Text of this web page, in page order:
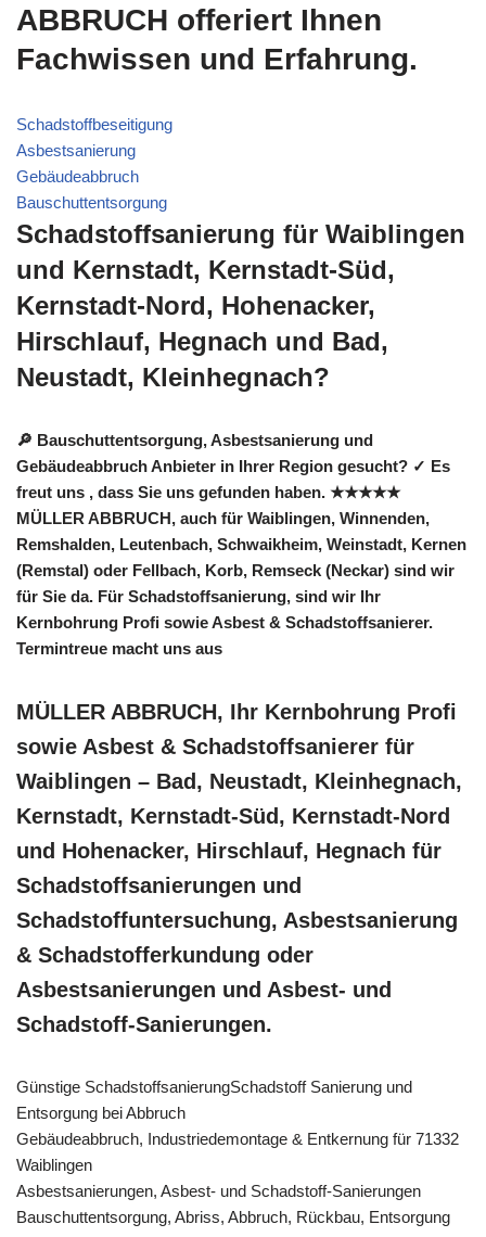
ABBRUCH offeriert Ihnen
Fachwissen und Erfahrung.
Schadstoffbeseitigung
Asbestsanierung
Gebäudeabbruch
Bauschuttentsorgung
Schadstoffsanierung für Waiblingen
und Kernstadt, Kernstadt-Süd,
Kernstadt-Nord, Hohenacker,
Hirschlauf, Hegnach und Bad,
Neustadt, Kleinhegnach?
🔎 Bauschuttentsorgung, Asbestsanierung und
Gebäudeabbruch Anbieter in Ihrer Region gesucht? ✓ Es
freut uns , dass Sie uns gefunden haben. ★★★★★
MÜLLER ABBRUCH, auch für Waiblingen, Winnenden,
Remshalden, Leutenbach, Schwaikheim, Weinstadt, Kernen
(Remstal) oder Fellbach, Korb, Remseck (Neckar) sind wir
für Sie da. Für Schadstoffsanierung, sind wir Ihr
Kernbohrung Profi sowie Asbest & Schadstoffsanierer.
Termintreue macht uns aus
MÜLLER ABBRUCH, Ihr Kernbohrung Profi
sowie Asbest & Schadstoffsanierer für
Waiblingen – Bad, Neustadt, Kleinhegnach,
Kernstadt, Kernstadt-Süd, Kernstadt-Nord
und Hohenacker, Hirschlauf, Hegnach für
Schadstoffsanierungen und
Schadstoffuntersuchung, Asbestsanierung
& Schadstofferkundung oder
Asbestsanierungen und Asbest- und
Schadstoff-Sanierungen.
Günstige SchadstoffsanierungSchadstoff Sanierung und
Entsorgung bei Abbruch
Gebäudeabbruch, Industriedemontage & Entkernung für 71332
Waiblingen
Asbestsanierungen, Asbest- und Schadstoff-Sanierungen
Bauschuttentsorgung, Abriss, Abbruch, Rückbau, Entsorgung